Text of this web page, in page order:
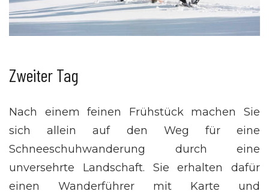
Zweiter Tag
Nach einem feinen Frühstück machen Sie
sich allein auf den Weg für eine
Schneeschuhwanderung durch eine
unversehrte Landschaft. Sie erhalten dafür
einen Wanderführer mit Karte und